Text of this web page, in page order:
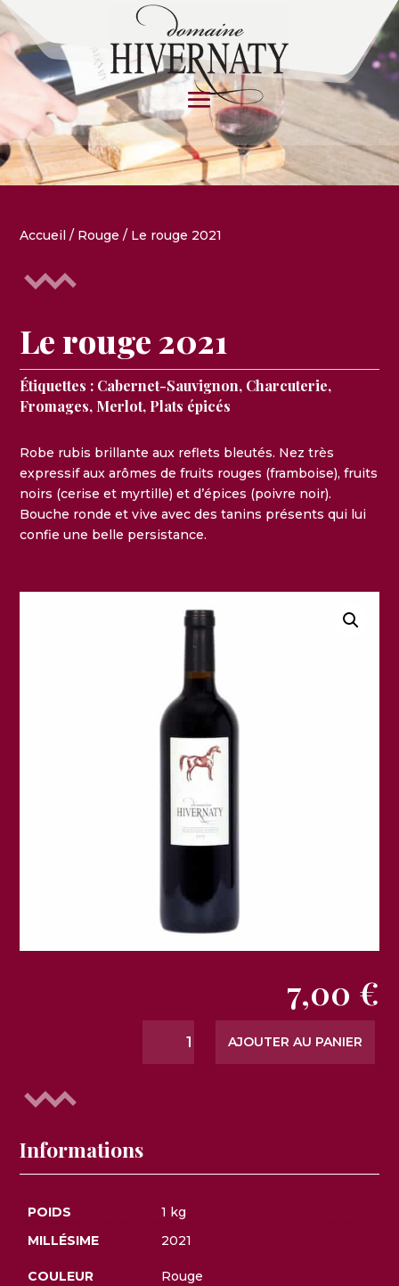
Accueil / Rouge / Le rouge 2021
Le rouge 2021
Étiquettes : Cabernet-Sauvignon, Charcuterie,
Fromages, Merlot, Plats épicés
Robe rubis brillante aux reflets bleutés. Nez très
expressif aux arômes de fruits rouges (framboise), fruits
noirs (cerise et myrtille) et d’épices (poivre noir).
Bouche ronde et vive avec des tanins présents qui lui
confie une belle persistance.
7,00 €
AJOUTER AU PANIER
Informations
POIDS
1 kg
MILLÉSIME
2021
COULEUR Rouge